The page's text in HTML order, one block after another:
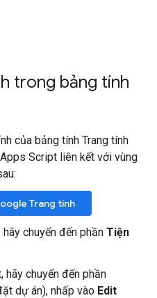
trong bảng tính
của bảng tính Trang tính
Script liên kết với vùng
Trang tính
chuyển đến phần Tiện
hãy chuyển đến phần
dự án), nhấp vào Edit